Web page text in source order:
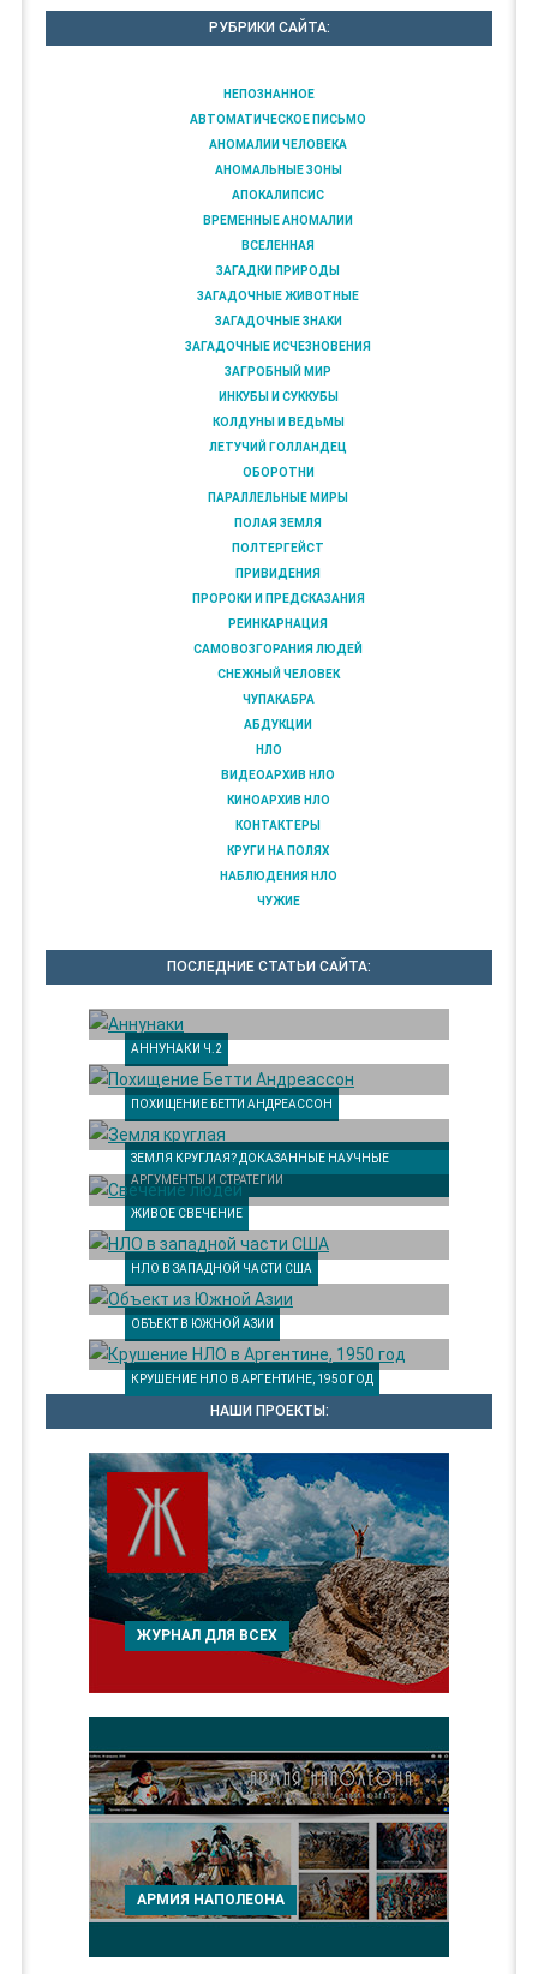
РУБРИКИ САЙТА:
НЕПОЗНАННОЕ
АВТОМАТИЧЕСКОЕ ПИСЬМО
АНОМАЛИИ ЧЕЛОВЕКА
АНОМАЛЬНЫЕ ЗОНЫ
АПОКАЛИПСИС
ВРЕМЕННЫЕ АНОМАЛИИ
ВСЕЛЕННАЯ
ЗАГАДКИ ПРИРОДЫ
ЗАГАДОЧНЫЕ ЖИВОТНЫЕ
ЗАГАДОЧНЫЕ ЗНАКИ
ЗАГАДОЧНЫЕ ИСЧЕЗНОВЕНИЯ
ЗАГРОБНЫЙ МИР
ИНКУБЫ И СУККУБЫ
КОЛДУНЫ И ВЕДЬМЫ
ЛЕТУЧИЙ ГОЛЛАНДЕЦ
ОБОРОТНИ
ПАРАЛЛЕЛЬНЫЕ МИРЫ
ПОЛАЯ ЗЕМЛЯ
ПОЛТЕРГЕЙСТ
ПРИВИДЕНИЯ
ПРОРОКИ И ПРЕДСКАЗАНИЯ
РЕИНКАРНАЦИЯ
САМОВОЗГОРАНИЯ ЛЮДЕЙ
СНЕЖНЫЙ ЧЕЛОВЕК
ЧУПАКАБРА
АБДУКЦИИ
НЛО
ВИДЕОАРХИВ НЛО
КИНОАРХИВ НЛО
КОНТАКТЕРЫ
КРУГИ НА ПОЛЯХ
НАБЛЮДЕНИЯ НЛО
ЧУЖИЕ
ПОСЛЕДНИЕ СТАТЬИ САЙТА:
АННУНАКИ Ч.2
ПОХИЩЕНИЕ БЕТТИ АНДРЕАССОН
ЗЕМЛЯ КРУГЛАЯ? ДОКАЗАННЫЕ НАУЧНЫЕ
АРГУМЕНТЫ И СТРАТЕГИИ
ЖИВОЕ СВЕЧЕНИЕ
НЛО В ЗАПАДНОЙ ЧАСТИ США
ОБЪЕКТ В ЮЖНОЙ АЗИИ
КРУШЕНИЕ НЛО В АРГЕНТИНЕ, 1950 ГОД
НАШИ ПРОЕКТЫ:
ЖУРНАЛ ДЛЯ ВСЕХ
АРМИЯ НАПОЛЕОНА